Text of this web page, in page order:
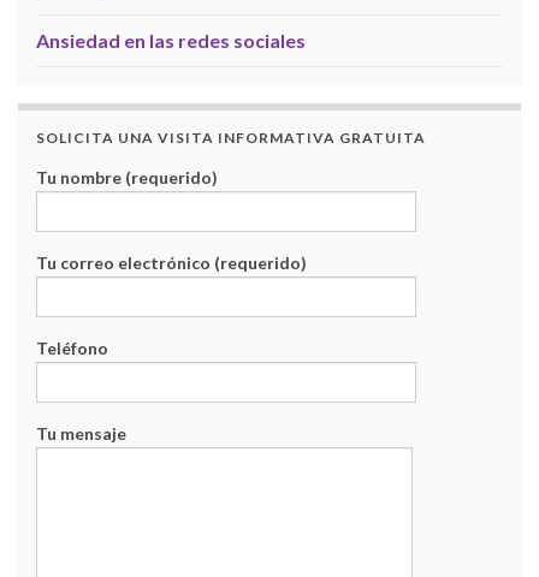
Ansiedad en las redes sociales
SOLICITA UNA VISITA INFORMATIVA GRATUITA
Tu nombre (requerido)
Tu correo electrónico (requerido)
Teléfono
Tu mensaje